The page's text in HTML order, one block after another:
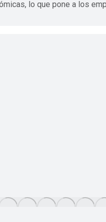
lo que pone a los